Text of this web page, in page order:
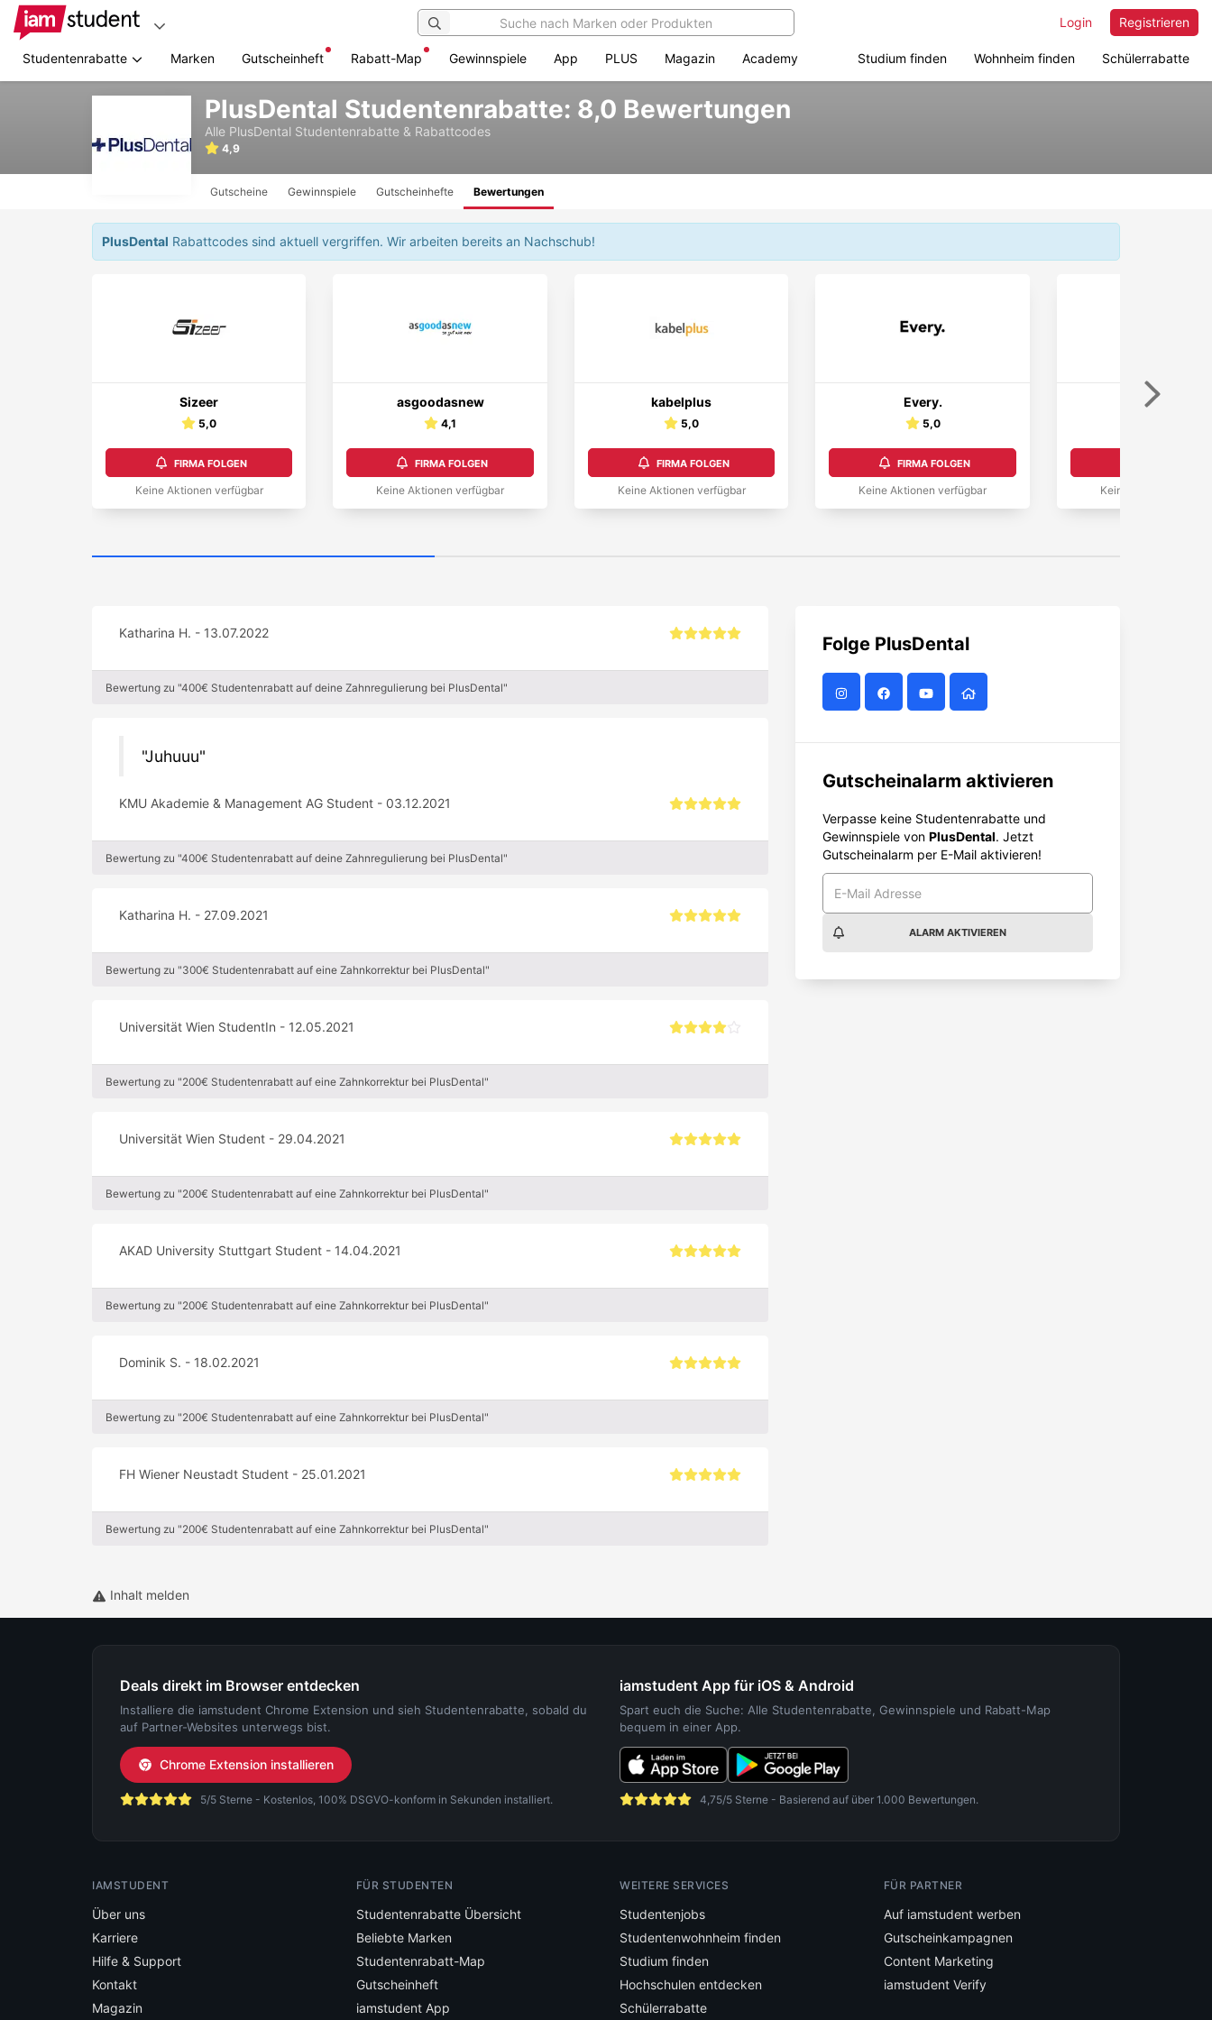
Registrieren
Login
Studentenrabatte Marken Gutscheinheft Rabatt-Map Gewinnspiele App PLUS Magazin Academy Studium finden Wohnheim finden Schülerrabatte
PlusDental Studentenrabatte: 8,0 Bewertungen
Alle PlusDental Studentenrabatte & Rabattcodes
4,9
Gutscheine Gewinnspiele Gutscheinhefte Bewertungen
PlusDental Rabattcodes sind aktuell vergriffen. Wir arbeiten bereits an Nachschub!
Sizeer
5,0
FIRMA FOLGEN
Keine Aktionen verfügbar
asgoodasnew
4,1
FIRMA FOLGEN
Keine Aktionen verfügbar
kabelplus
5,0
FIRMA FOLGEN
Keine Aktionen verfügbar
Every.
5,0
FIRMA FOLGEN
Keine Aktionen verfügbar
Podimo
Keine Aktionen
Katharina H. - 13.07.2022
Bewertung zu "400€ Studentenrabatt auf deine Zahnregulierung bei PlusDental"
Juhuuu
KMU Akademie & Management AG Student - 03.12.2021
Bewertung zu "400€ Studentenrabatt auf deine Zahnregulierung bei PlusDental"
Katharina H. - 27.09.2021
Bewertung zu "300€ Studentenrabatt auf eine Zahnkorrektur bei PlusDental"
Universität Wien StudentIn - 12.05.2021
Bewertung zu "200€ Studentenrabatt auf eine Zahnkorrektur bei PlusDental"
Universität Wien Student - 29.04.2021
Bewertung zu "200€ Studentenrabatt auf eine Zahnkorrektur bei PlusDental"
AKAD University Stuttgart Student - 14.04.2021
Bewertung zu "200€ Studentenrabatt auf eine Zahnkorrektur bei PlusDental"
Dominik S. - 18.02.2021
Bewertung zu "200€ Studentenrabatt auf eine Zahnkorrektur bei PlusDental"
FH Wiener Neustadt Student - 25.01.2021
Bewertung zu "200€ Studentenrabatt auf eine Zahnkorrektur bei PlusDental"
Folge PlusDental
Gutscheinalarm aktivieren
Verpasse keine Studentenrabatte und
Gewinnspiele von PlusDental. Jetzt
Gutscheinalarm per E-Mail aktivieren!
ALARM AKTIVIEREN
Inhalt melden
Deals direkt im Browser entdecken
Installiere die iamstudent Chrome Extension und sieh Studentenrabatte, sobald du
auf Partner-Websites unterwegs bist.
Chrome Extension installieren
5/5 Sterne - Kostenlos, 100% DSGVO-konform in Sekunden installiert.
iamstudent App für iOS & Android
Spart euch die Suche: Alle Studentenrabatte, Gewinnspiele und Rabatt-Map
bequem in einer App.
4,75/5 Sterne - Basierend auf über 1.000 Bewertungen.
IAMSTUDENT
Über uns
Karriere
Hilfe & Support
Kontakt
Magazin
FÜR STUDENTEN
Studentenrabatte Übersicht
Beliebte Marken
Studentenrabatt-Map
Gutscheinheft
iamstudent App
WEITERE SERVICES
Studentenjobs
Studentenwohnheim finden
Studium finden
Hochschulen entdecken
Schülerrabatte
FÜR PARTNER
Auf iamstudent werben
Gutscheinkampagnen
Content Marketing
iamstudent Verify